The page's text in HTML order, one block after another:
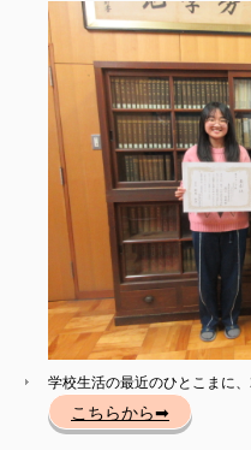
学校生活の最近のひとこまに
こちらから➡